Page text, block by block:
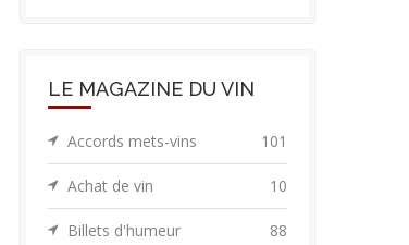
LE MAGAZINE DU VIN
Accords mets-vins 101
Achat de vin 10
Billets d'humeur 88